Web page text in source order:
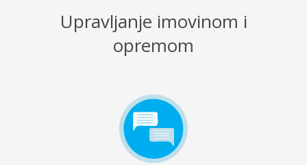
Upravljanje imovinom i
opremom